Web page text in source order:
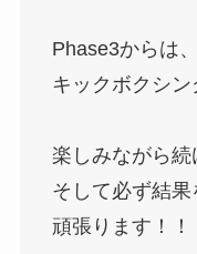
Phase3からは、
キックボクシ
楽しみながら続
そして必ず結果
頑張ります！！